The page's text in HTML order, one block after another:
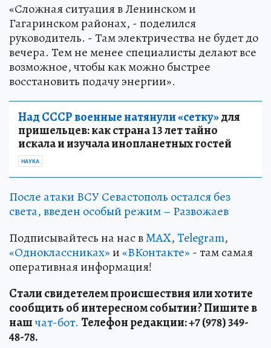
«Сложная ситуация в Ленинском и
Гагаринском районах, - поделился
руководитель. - Там электричества не будет до
вечера. Тем не менее специалисты делают все
возможное, чтобы как можно быстрее
восстановить подачу энергии».
Над СССР военные натянули «сетку»для
пришельцев: как страна 13 лет тайно
искала и изучала инопланетных гостей
НАУКА
После атаки ВСУ Севастополь остался без
света, введен особый режим – Развожаев
Подписывайтесь на нас вMAX,Telegram,
«Одноклассниках»и«ВКонтакте» - там самая
оперативная информация!
Стали свидетелем происшествия или хотите
сообщить об интересном событии? Пишите в
нашчат-бот. Телефон редакции: +7 (978) 349-
48-78.